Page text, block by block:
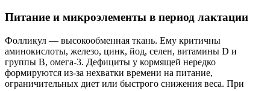
Питание и микроэлементы в период лактации
Фолликул — высокообменная ткань. Ему критичны
аминокислоты, железо, цинк, йод, селен, витамины D и
группы B, омега‑3. Дефициты у кормящей нередко
формируются из‑за нехватки времени на питание,
ограничительных диет или быстрого снижения веса. При